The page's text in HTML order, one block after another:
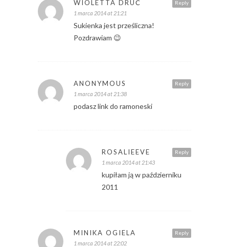
Reply
WIOLETTA DRUĆ
1 marca 2014 at 21:21
Sukienka jest prześliczna!
Pozdrawiam 😉
Reply
ANONYMOUS
1 marca 2014 at 21:38
podasz link do ramoneski
Reply
ROSALIEEVE
1 marca 2014 at 21:43
kupiłam ją w październiku
2011
Reply
MINIKA OGIELA
1 marca 2014 at 22:02